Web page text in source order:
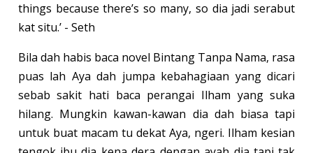
things because there’s so many, so dia jadi serabut
kat situ.’ - Seth
Bila dah habis baca novel Bintang Tanpa Nama, rasa
puas lah Aya dah jumpa kebahagiaan yang dicari
sebab sakit hati baca perangai Ilham yang suka
hilang. Mungkin kawan-kawan dia dah biasa tapi
untuk buat macam tu dekat Aya, ngeri. Ilham kesian